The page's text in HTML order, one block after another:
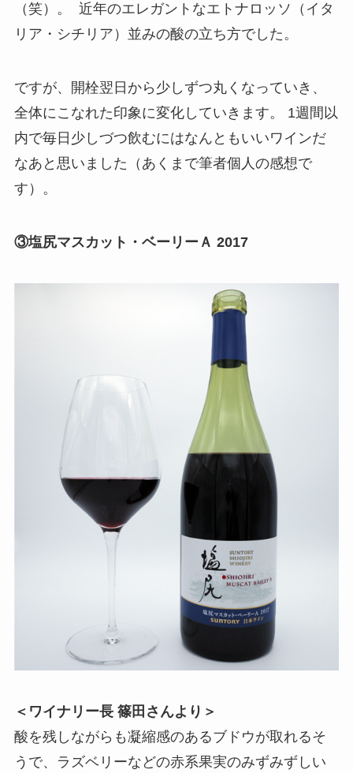
（笑）。 近年のエレガントなエトナロッソ（イタ
リア・シチリア）並みの酸の立ち方でした。
ですが、開栓翌日から少しずつ丸くなっていき、
全体にこなれた印象に変化していきます。 1週間以
内で毎日少しづつ飲むにはなんともいいワインだ
なあと思いました（あくまで筆者個人の感想で
す）。
③塩尻マスカット・ベーリーＡ 2017
＜ワイナリー長 篠田さんより＞
酸を残しながらも凝縮感のあるブドウが取れるそ
うで、ラズベリーなどの赤系果実のみずみずしい